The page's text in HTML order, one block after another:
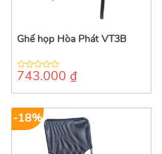
Ghế họp Hòa Phát VT3B
0
of
743.000 ₫
-18%